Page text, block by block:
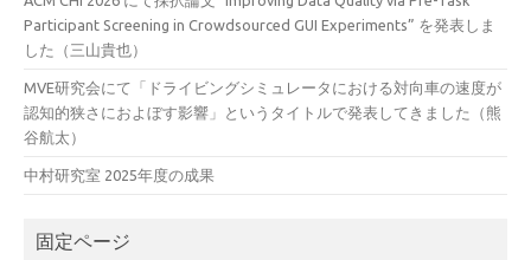
Participant Screening in Crowdsourced GUI Experiments” を発表しま
した（三山貴也）
MVE研究会にて「ドライビングシミュレータにおける対向車の速度が
認知的狭さにおよぼす影響」というタイトルで発表してきました（熊
谷航太）
中村研究室 2025年度の成果
固定ページ